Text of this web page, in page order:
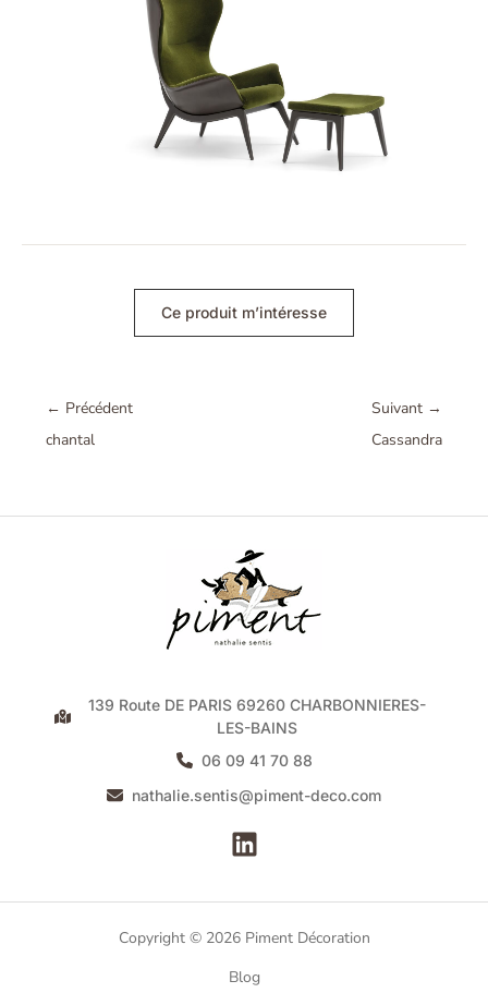
Ce produit m’intéresse
← Précédent
chantal
Suivant →
Cassandra
139 Route DE PARIS 69260 CHARBONNIERES-
LES-BAINS
06 09 41 70 88
nathalie.sentis@piment-deco.com
Copyright © 2026 Piment Décoration
Blog